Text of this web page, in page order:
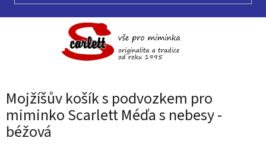
Mojžíšův košík s podvozkem pro
miminko Scarlett Méďa s nebesy -
béžová